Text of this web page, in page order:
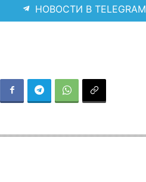
НОВОСТИ В TELEGRAM